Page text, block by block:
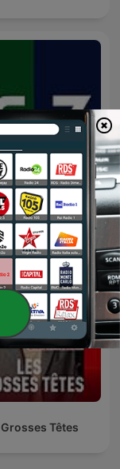
Tg La7
Têtes